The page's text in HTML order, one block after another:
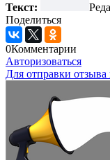
Текст:
Поделиться
0Комментарии
Авторизоваться
Для отправки отзыва